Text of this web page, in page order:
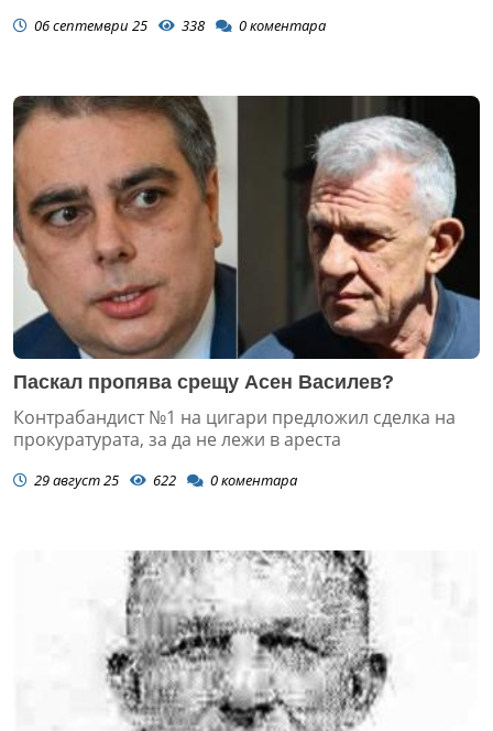
06 септември 25 338 0коментара
Паскал пропява срещу Асен Василев?
Контрабандист №1 на цигари предложил сделка на
прокуратурата, за да не лежи в ареста
29 август 25 622 0коментара